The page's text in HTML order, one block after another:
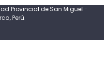
Provincial de San Miguel -
Perú.